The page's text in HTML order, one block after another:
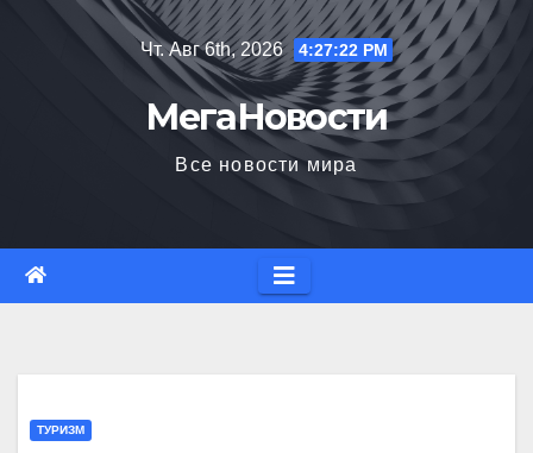
Чт. Авг 6th, 2026 4:27:23 PM
МегаНовости
Все новости мира
ТУРИЗМ